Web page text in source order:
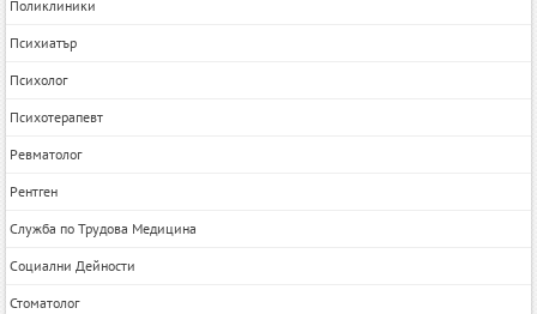
Поликлиники
Психиатър
Психолог
Психотерапевт
Ревматолог
Рентген
Служба по Трудова Медицина
Социални Дейности
Стоматолог